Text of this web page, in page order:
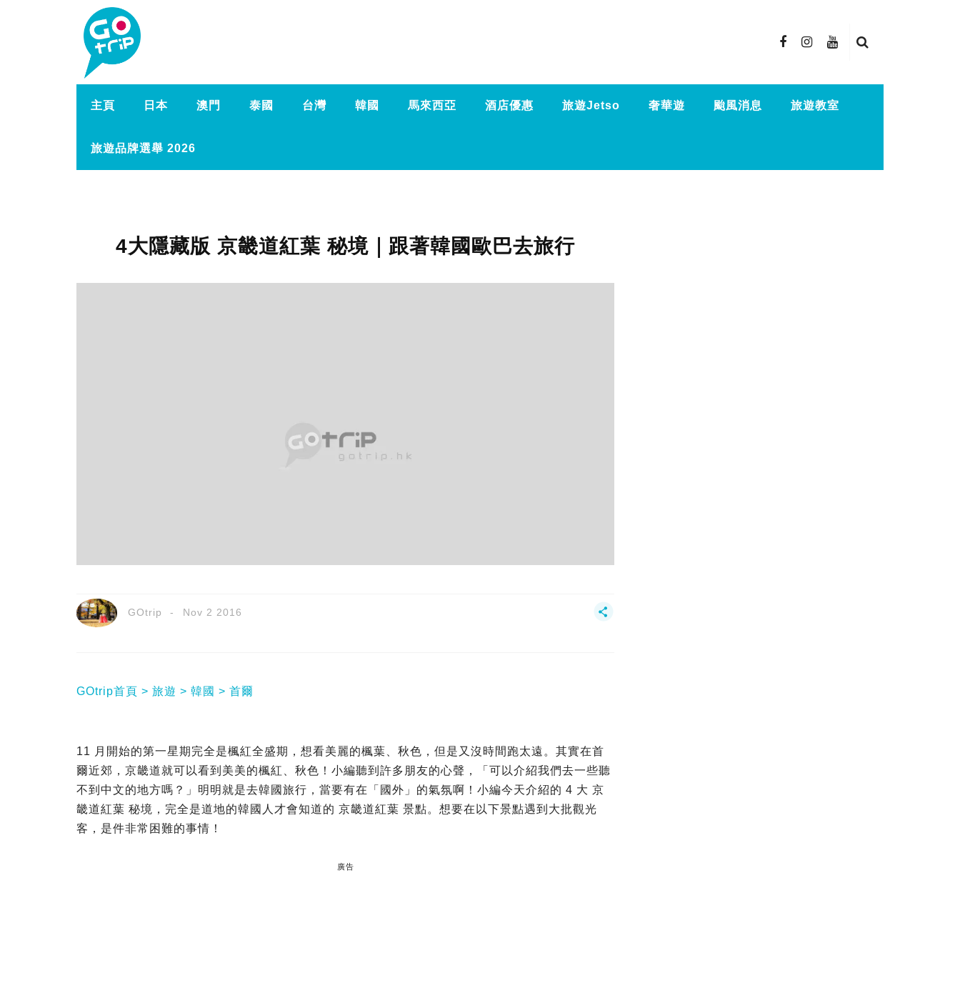
主頁 日本 澳門 泰國 台灣 韓國 馬來西亞 酒店優惠 旅遊Jetso 奢華遊 颱風消息 旅遊教室
旅遊品牌選舉 2026
4大隱藏版 京畿道紅葉 秘境｜跟著韓國歐巴去旅行
GOtrip Nov 2 2016
GOtrip首頁 旅遊 韓國 首爾
11 月開始的第一星期完全是楓紅全盛期，想看美麗的楓葉、秋色，但是又沒時間跑太遠。其實在首
爾近郊，京畿道就可以看到美美的楓紅、秋色！小編聽到許多朋友的心聲，「可以介紹我們去一些聽
不到中文的地方嗎？」明明就是去韓國旅行，當要有在「國外」的氣氛啊！小編今天介紹的 4 大 京
畿道紅葉 秘境，完全是道地的韓國人才會知道的 京畿道紅葉 景點。想要在以下景點遇到大批觀光
客，是件非常困難的事情！
廣告